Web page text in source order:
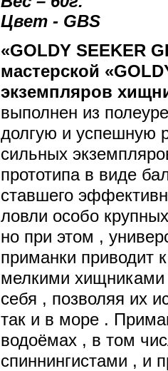
Цвет - GBS
«GOLDY SEEKER
мастерской
экземпляров
выполнен из
долгую и успешную
сильных
прототипа в виде
ставшего
ловли особо
но при этом ,
приманки приводит
мелкими хищниками
себя , позволяя их
так и в море .
водоёмах , в том
спиннингистами , и